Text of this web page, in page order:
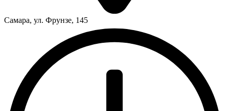
Самара, ул. Фрунзе, 145